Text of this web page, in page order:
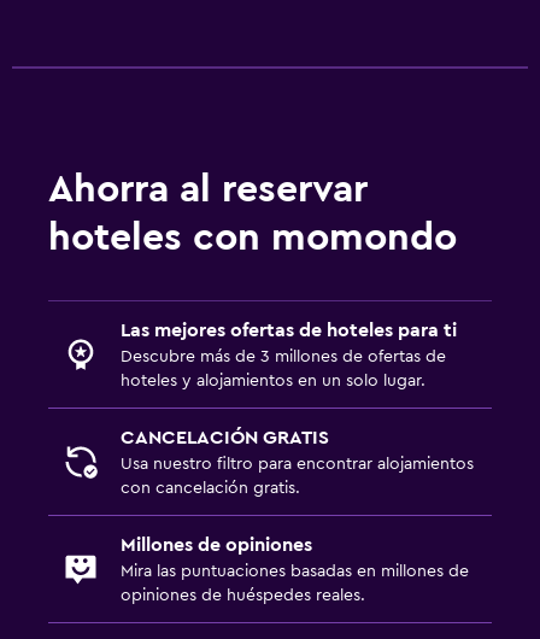
Ahorra al reservar
hoteles con momondo
Las mejores ofertas de hoteles para ti
Descubre más de 3 millones de ofertas de
hoteles y alojamientos en un solo lugar.
CANCELACIÓN GRATIS
Usa nuestro filtro para encontrar alojamientos
con cancelación gratis.
Millones de opiniones
Mira las puntuaciones basadas en millones de
opiniones de huéspedes reales.